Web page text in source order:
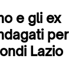
e gli ex
per
Lazio